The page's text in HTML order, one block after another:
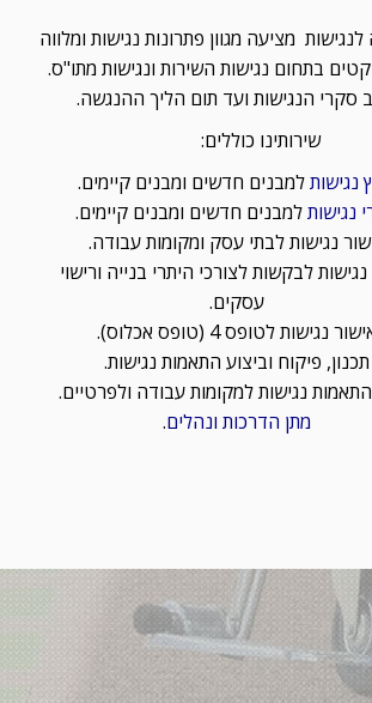
מציעה מגוון פתרונות נגישות ומלווה
בתחום נגישות השירות ונגישות מתו"ס.
הנגישות ועד תום הליך ההנגשה.
שירותינו כוללים:
נגישותלמבנים חדשים ומבנים קיימים.
נגישותלמבנים חדשים ומבנים קיימים.
נגישות לבתי עסק ומקומות עבודה.
לבקשות לצורכי היתרי בנייה ורישוי
עסקים.
נגישות לטופס 4 (טופס אכלוס).
תכנון, פיקוח וביצוע התאמות נגישות.
והתאמות נגישות למקומות עבודה ולפרטיים.
מתן הדרכות ונהלים.